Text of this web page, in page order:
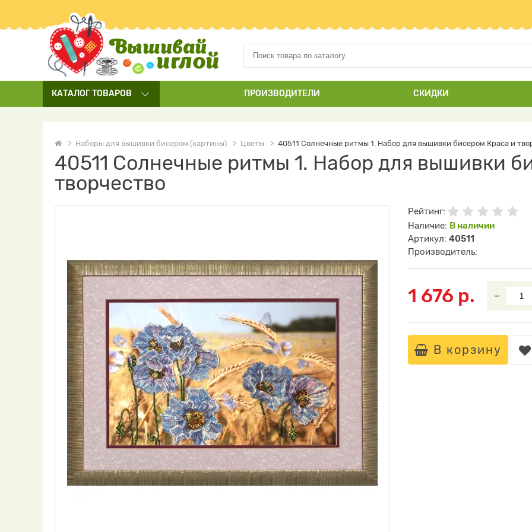
КАТАЛОГТОВАРОВ ПРОИЗВОДИТЕЛИ СКИДКИ
Наборы для вышивки бисером (картины) Цветы 40511 Солнечные ритмы 1. Набор для вышивки бисером Краса и
40511 Солнечные ритмы 1. Набор для вышивки
творчество
Рейтинг:
Наличие: В наличии
Артикул: 40511
Производитель:
1 676 р. –
В корзину